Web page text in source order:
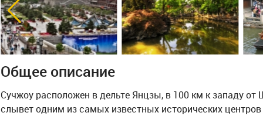
Общее описание
Сучжоу расположен в дельте Янцзы, в 100 км к западу от
слывет одним из самых известных исторических